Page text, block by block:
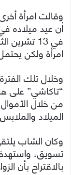
أن عيد ميلاده
امرأة ولكن
وخلال تلك
من خلال
الميلاد
وكان الشاب
تسويق،
بالاقتراح بأن